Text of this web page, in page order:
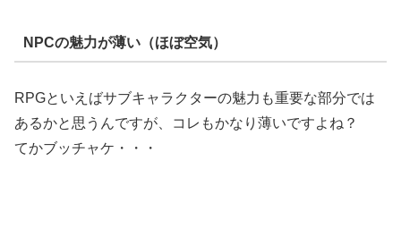
NPCの魅力が薄い（ほぼ空気）
RPGといえばサブキャラクターの魅力も重要な部分では
あるかと思うんですが、コレもかなり薄いですよね？
てかブッチャケ・・・